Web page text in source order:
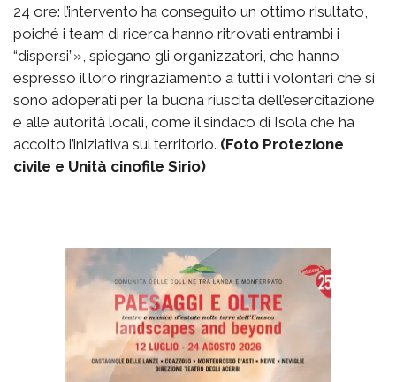
24 ore: l’intervento ha conseguito un ottimo risultato,
poiché i team di ricerca hanno ritrovati entrambi i
“dispersi”», spiegano gli organizzatori, che hanno
espresso il loro ringraziamento a tutti i volontari che si
sono adoperati per la buona riuscita dell’esercitazione
e alle autorità locali, come il sindaco di Isola che ha
accolto l’iniziativa sul territorio. (Foto Protezione
civile e Unità cinofile Sirio)